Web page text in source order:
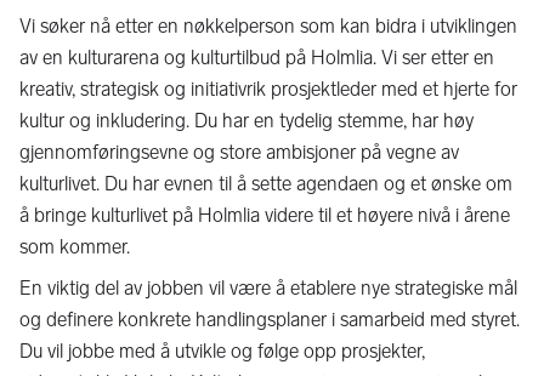
Vi søker nå etter en nøkkelperson som kan bidra i utviklingen
av en kulturarena og kulturtilbud på Holmlia. Vi ser etter en
kreativ, strategisk og initiativrik prosjektleder med et hjerte for
kultur og inkludering. Du har en tydelig stemme, har høy
gjennomføringsevne og store ambisjoner på vegne av
kulturlivet. Du har evnen til å sette agendaen og et ønske om
å bringe kulturlivet på Holmlia videre til et høyere nivå i årene
som kommer.
En viktig del av jobben vil være å etablere nye strategiske mål
og definere konkrete handlingsplaner i samarbeid med styret.
Du vil jobbe med å utvikle og følge opp prosjekter,